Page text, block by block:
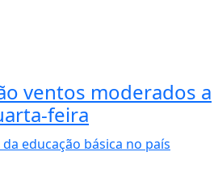
ventos moderados a
feira